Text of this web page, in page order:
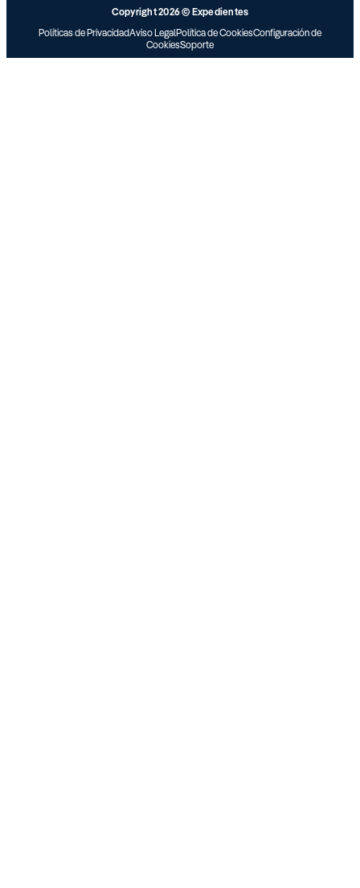
Copyright 2026 © Expedientes
Políticas de PrivacidadAviso LegalPolítica de CookiesConfiguración de
CookiesSoporte